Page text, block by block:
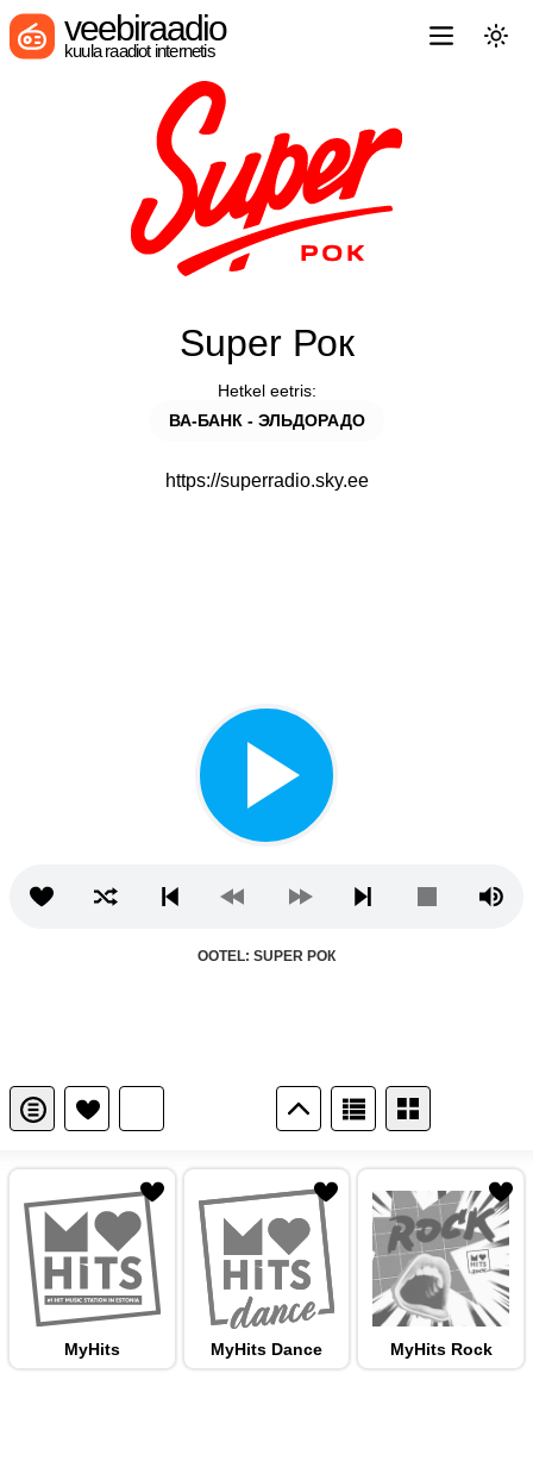
veebiraadio
kuula raadiot internetis
Super Рок
Hetkel eetris:
ВА-БАНК - ЭЛЬДОРАДО
https://superradio.sky.ee
OOTEL: SUPER РОК
MyHits MyHits Dance MyHits Rock